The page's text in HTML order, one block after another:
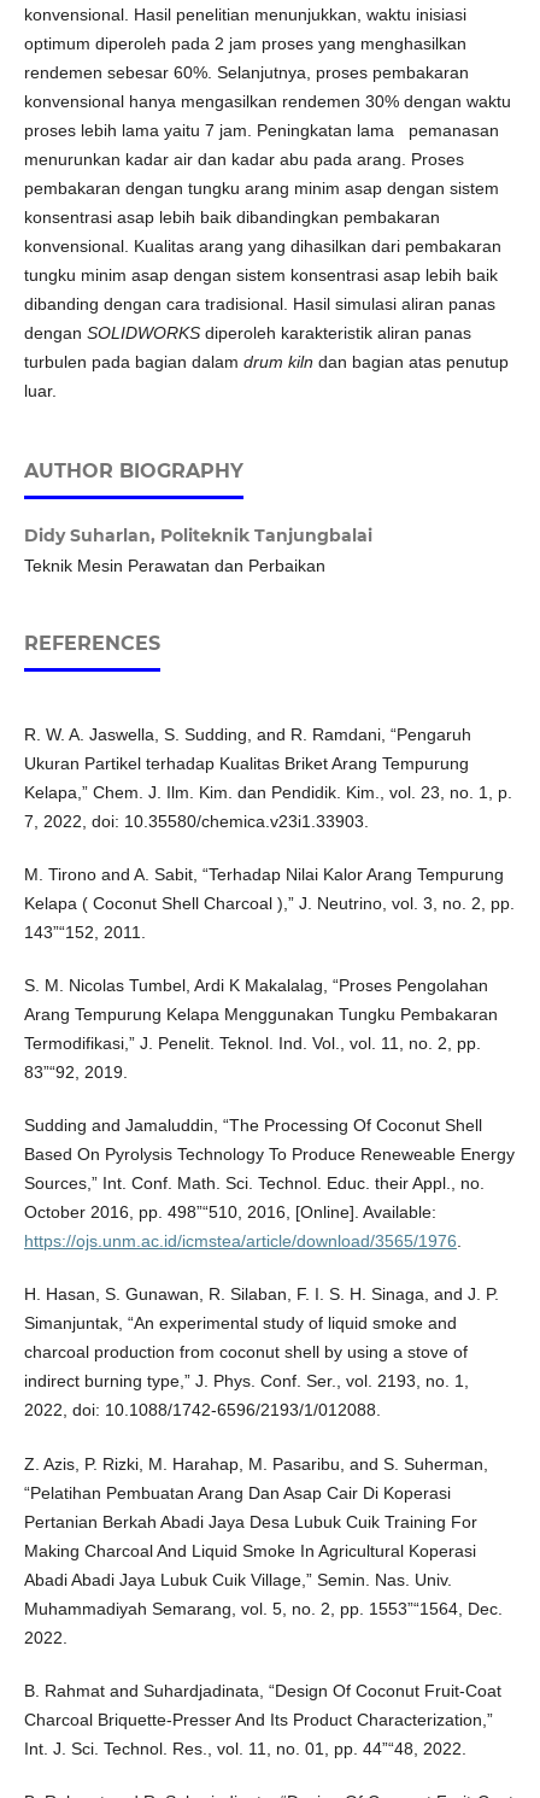
konvensional. Hasil penelitian menunjukkan, waktu inisiasi
optimum diperoleh pada 2 jam proses yang menghasilkan
rendemen sebesar 60%. Selanjutnya, proses pembakaran
konvensional hanya mengasilkan rendemen 30% dengan waktu
proses lebih lama yaitu 7 jam. Peningkatan lama pemanasan
menurunkan kadar air dan kadar abu pada arang. Proses
pembakaran dengan tungku arang minim asap dengan sistem
konsentrasi asap lebih baik dibandingkan pembakaran
konvensional. Kualitas arang yang dihasilkan dari pembakaran
tungku minim asap dengan sistem konsentrasi asap lebih baik
dibanding dengan cara tradisional. Hasil simulasi aliran panas
dengan SOLIDWORKSdiperoleh karakteristik aliran panas
turbulen pada bagian dalam drum kiln dan bagian atas penutup
luar.
AUTHOR BIOGRAPHY
Didy Suharlan, Politeknik Tanjungbalai
Teknik Mesin Perawatan dan Perbaikan
REFERENCES
R. W. A. Jaswella, S. Sudding, and R. Ramdani, “Pengaruh
Ukuran Partikel terhadap Kualitas Briket Arang Tempurung
Kelapa,” Chem. J. Ilm. Kim. dan Pendidik. Kim., vol. 23, no. 1, p.
7, 2022, doi: 10.35580/chemica.v23i1.33903.
M. Tirono and A. Sabit, “Terhadap Nilai Kalor Arang Tempurung
Kelapa ( Coconut Shell Charcoal ),” J. Neutrino, vol. 3, no. 2, pp.
143”“152, 2011.
S. M. Nicolas Tumbel, Ardi K Makalalag, “Proses Pengolahan
Arang Tempurung Kelapa Menggunakan Tungku Pembakaran
Termodifikasi,” J. Penelit. Teknol. Ind. Vol., vol. 11, no. 2, pp.
83”“92, 2019.
Sudding and Jamaluddin, “The Processing Of Coconut Shell
Based On Pyrolysis Technology To Produce Reneweable Energy
Sources,” Int. Conf. Math. Sci. Technol. Educ. their Appl., no.
October 2016, pp. 498”“510, 2016, [Online]. Available:
https://ojs.unm.ac.id/icmstea/article/download/3565/1976.
H. Hasan, S. Gunawan, R. Silaban, F. I. S. H. Sinaga, and J. P.
Simanjuntak, “An experimental study of liquid smoke and
charcoal production from coconut shell by using a stove of
indirect burning type,” J. Phys. Conf. Ser., vol. 2193, no. 1,
2022, doi: 10.1088/1742-6596/2193/1/012088.
Z. Azis, P. Rizki, M. Harahap, M. Pasaribu, and S. Suherman,
“Pelatihan Pembuatan Arang Dan Asap Cair Di Koperasi
Pertanian Berkah Abadi Jaya Desa Lubuk Cuik Training For
Making Charcoal And Liquid Smoke In Agricultural Koperasi
Abadi Abadi Jaya Lubuk Cuik Village,” Semin. Nas. Univ.
Muhammadiyah Semarang, vol. 5, no. 2, pp. 1553”“1564, Dec.
2022.
B. Rahmat and Suhardjadinata, “Design Of Coconut Fruit-Coat
Charcoal Briquette-Presser And Its Product Characterization,”
Int. J. Sci. Technol. Res., vol. 11, no. 01, pp. 44”“48, 2022.